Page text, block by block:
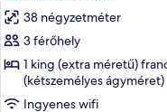
összes
képének
megtekintése:
Junior
lakosztály
38 négyzetméter
3 férőhely
1 king (extra méretű)
(kétszemélyes ágyméret)
Ingyenes wifi